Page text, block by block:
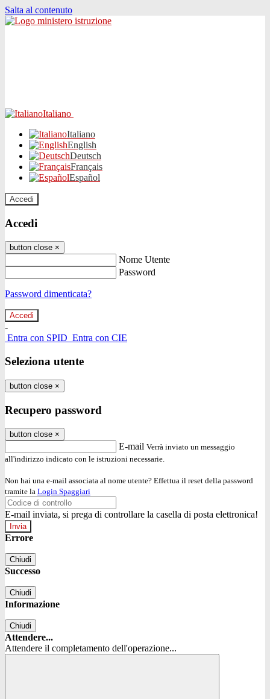
Salta al contenuto
Italiano
Italiano
English
Deutsch
Français
Español
Accedi
Accedi
button close ×
Nome Utente
Password
Password dimenticata?
-
Entra con SPID Entra con CIE
Seleziona utente
button close ×
Recupero password
button close ×
E-mail Verrà inviato un messaggio
all'indirizzo indicato con le istruzioni necessarie.
Non hai una e-mail associata al nome utente? Effettua il reset della password
tramite la Login Spaggiari
E-mail inviata, si prega di controllare la casella di posta elettronica!
Errore
Chiudi
Successo
Chiudi
Informazione
Chiudi
Attendere...
Attendere il completamento dell'operazione...